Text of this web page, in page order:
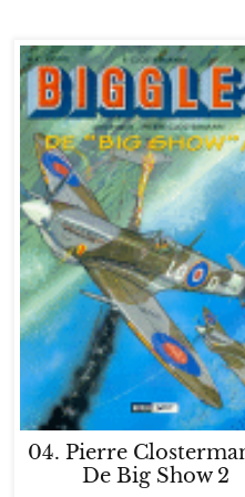
04. Pierre
De Big Show 2